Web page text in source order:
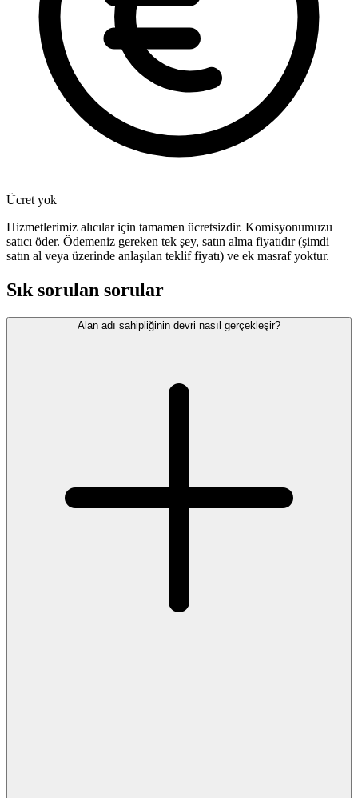
Ücret yok
Hizmetlerimiz alıcılar için tamamen ücretsizdir. Komisyonumuzu
satıcı öder. Ödemeniz gereken tek şey, satın alma fiyatıdır (şimdi
satın al veya üzerinde anlaşılan teklif fiyatı) ve ek masraf yoktur.
Sık sorulan sorular
Alan adı sahipliğinin devri nasıl gerçekleşir?